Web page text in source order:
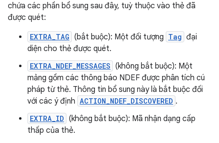
chứa các phần bổ sung sau đây, tuỳ thuộc vào thẻ đã
được quét:
EXTRA_TAG (bắt buộc): Một đối tượng Tag đại
diện cho thẻ được quét.
EXTRA_NDEF_MESSAGES (không bắt buộc): Một
mảng gồm các thông báo NDEF được phân tích cú
pháp từ thẻ. Thông tin bổ sung này là bắt buộc đối
với các ý định ACTION_NDEF_DISCOVERED .
EXTRA_ID (không bắt buộc): Mã nhận dạng cấp
thấp của thẻ.